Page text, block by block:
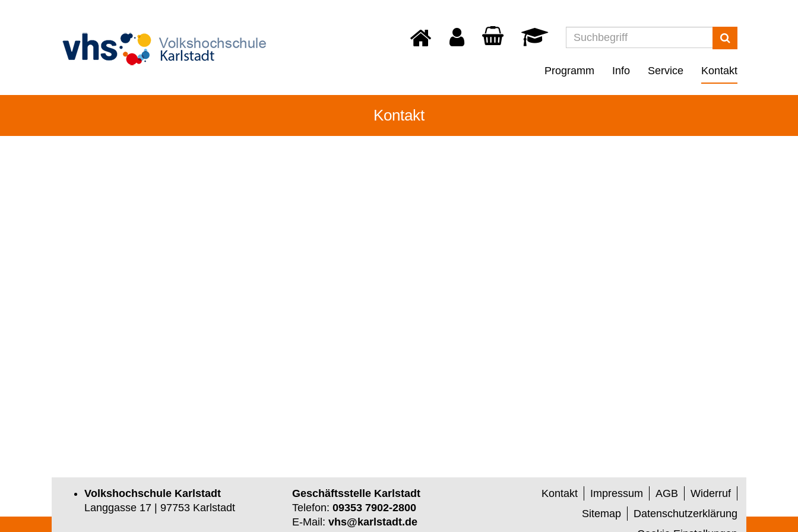
Suchen
Programm Info Service Kontakt
Kontakt
Volkshochschule Karlstadt
Langgasse 17 | 97753 Karlstadt
Geschäftsstelle Karlstadt
Telefon: 09353 7902-2800
E-Mail: vhs@karlstadt.de
Kontakt Impressum AGB
Widerruf
Sitemap
Datenschutzerklärung